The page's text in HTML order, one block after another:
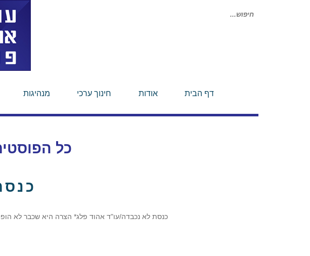
חיפוש
דף הבית אודות חינוך ערכי מנהיגות
כל
כנסת לא נכבדה/עו"ד אהוד פלג* הצרה היא שכבר לא